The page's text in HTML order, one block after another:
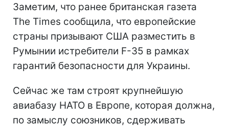
Заметим, что ранее британская газета
The Times сообщила, что европейские
страны призывают США разместить в
Румынии истребители F-35 в рамках
гарантий безопасности для Украины.
Сейчас же там строят крупнейшую
авиабазу НАТО в Европе, которая должна,
по замыслу союзников, сдерживать